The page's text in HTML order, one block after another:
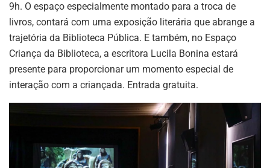
9h. O espaço especialmente montado para a troca de
livros, contará com uma exposição literária que abrange a
trajetória da Biblioteca Pública. E também, no Espaço
Criança da Biblioteca, a escritora Lucila Bonina estará
presente para proporcionar um momento especial de
interação com a criançada. Entrada gratuita.